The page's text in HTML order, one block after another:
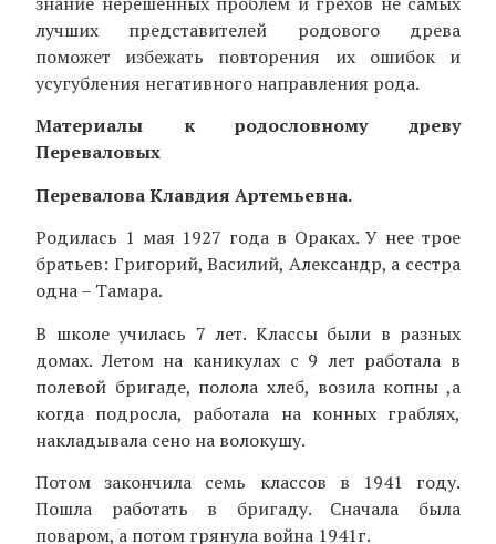
лучших представителей родового древа
поможет избежать повторения их ошибок и
усугубления негативного направления рода.
Материалы к родословному древу
Переваловых
Перевалова Клавдия Артемьевна.
Родилась 1 мая 1927 года в Ораках. У нее трое
братьев: Григорий, Василий, Александр, а сестра
одна – Тамара.
В школе училась 7 лет. Классы были в разных
домах. Летом на каникулах с 9 лет работала в
полевой бригаде, полола хлеб, возила копны ,а
когда подросла, работала на конных граблях,
накладывала сено на волокушу.
Потом закончила семь классов в 1941 году.
Пошла работать в бригаду. Сначала была
поваром, а потом грянула война 1941г.